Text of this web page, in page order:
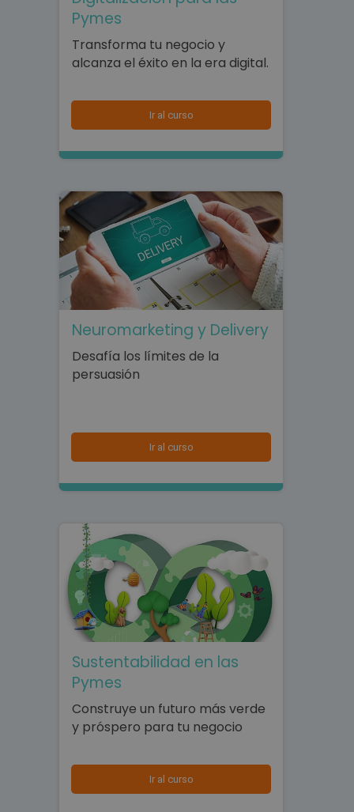
Pymes
Transforma tu negocio y
alcanza el éxito en la era digital.
Ir al curso
Neuromarketing y Delivery
Desafía los límites de la
persuasión
Ir al curso
Sustentabilidad en las
Pymes
Construye un futuro más verde
y próspero para tu negocio
Ir al curso